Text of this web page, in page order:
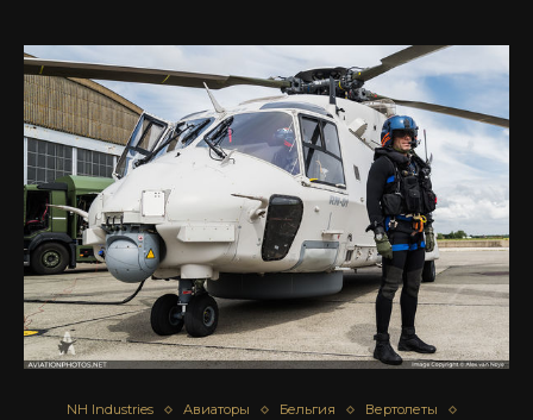
NH Industries Авиаторы Бельгия
Вертолеты